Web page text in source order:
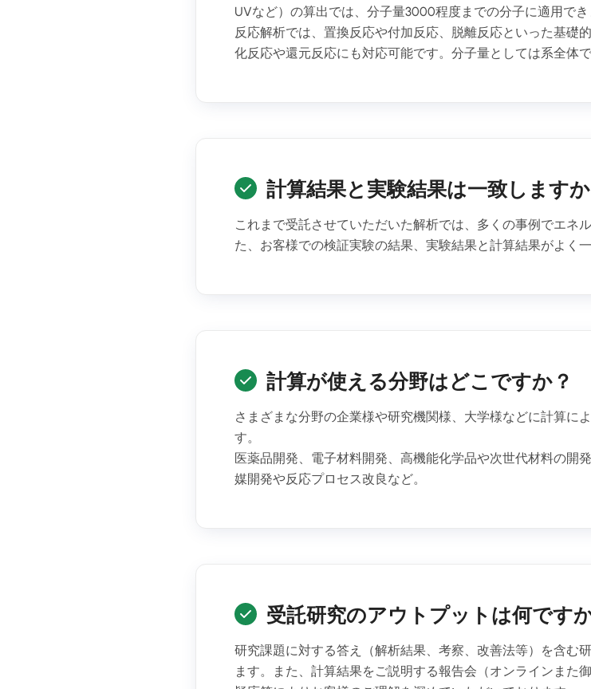
UVなど）の算出では、分子量3000程度までの分子に適用でき
反応解析では、置換反応や付加反応、脱離反応といった基礎
化反応や還元反応にも対応可能です。分子量としては系全体
計算結果と実験結果は一致しますか
これまで受託させていただいた解析では、多くの事例でエネ
た、お客様での検証実験の結果、実験結果と計算結果がよく
計算が使える分野はどこですか？
さまざまな分野の企業様や研究機関様、大学様などに計算に
す。
医薬品開発、電子材料開発、高機能化学品や次世代材料の開
媒開発や反応プロセス改良など。
受託研究のアウトプットは何です
研究課題に対する答え（解析結果、考察、改善法等）を含む
ます。また、計算結果をご説明する報告会（オンラインまた